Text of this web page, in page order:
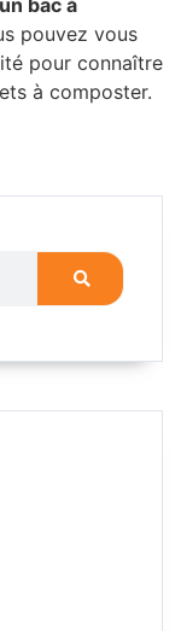
bac à
pouvez vous
pour connaître
à composter.